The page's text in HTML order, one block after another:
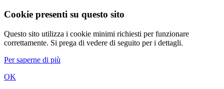
Cookie presenti su questo sito
Questo sito utilizza i cookie minimi richiesti per funzionare
correttamente. Si prega di vedere di seguito per i dettagli.
Per saperne di più
OK